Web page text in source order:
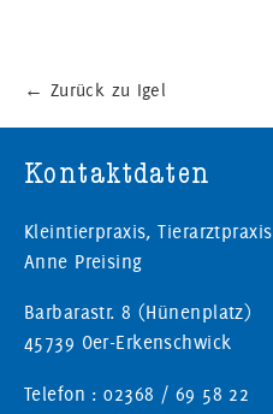
← Zurück zu Igel
Kontaktdaten
Kleintierpraxis, Tierarztpraxis
Anne Preising
Barbarastr. 8 (Hünenplatz)
45739 Oer-Erkenschwick
Telefon : 02368 / 69 58 22